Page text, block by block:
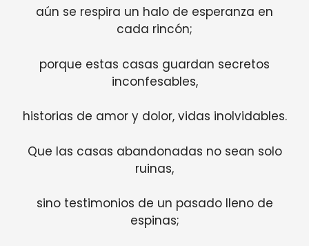
aún se respira un halo de esperanza en
cada rincón;
porque estas casas guardan secretos
inconfesables,
historias de amor y dolor, vidas inolvidables.
Que las casas abandonadas no sean solo
ruinas,
sino testimonios de un pasado lleno de
espinas;